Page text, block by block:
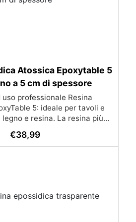
Atossica Epoxytable 5
a 5 cm di spessore
professionale Resina
5: ideale per tavoli e
e resina. La resina più
di alto spessore fino a 5 cm.
Realizzazione di tavoli in
ecc) Colate riempitive in
stampi e cassaforme
principali: ✅ Bassissima
€38,99